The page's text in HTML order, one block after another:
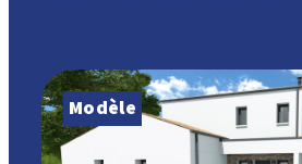
Modèle